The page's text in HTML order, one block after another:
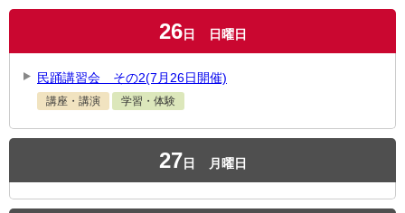
26日 日曜日
民踊講習会 その2(7月26日開催)
講座・講演 学習・体験
27 日 月曜日